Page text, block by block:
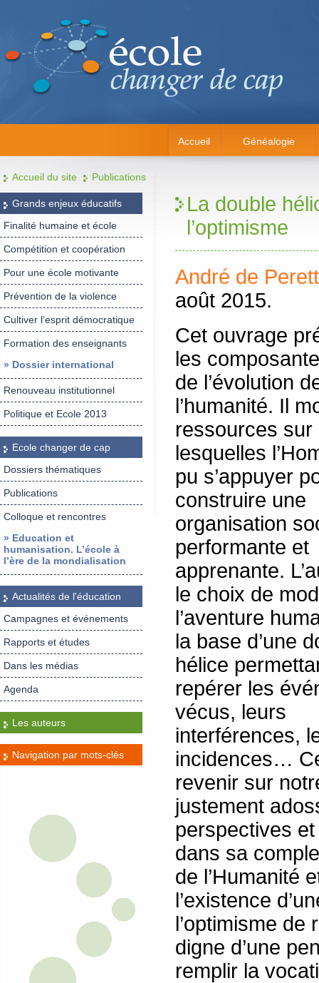
Accueil Généalogie
Accueil du site Publications
Grands enjeux éducatifs
Finalité humaine et école
Compétition et coopération
Pour une école motivante
Prévention de la violence
Cultiver l’esprit démocratique
Formation des enseignants
» Dossier international
Renouveau institutionnel
Politique et Ecole 2013
Ecole changer de cap
Dossiers thématiques
Publications
Colloque et rencontres
» Education et
humanisation. L’école à
l’ère de la mondialisation
Actualités de l'éducation
Campagnes et événements
Rapports et études
Dans les médias
Agenda
Les auteurs
Navigation par mots-clés
La double
l’optimisme
André de
août 2015.
Cet ouvrage
les
de l’évolution
l’humanité. Il
ressources sur
lesquelles
pu s’appuyer
construire une
organisation
performante et
apprenante.
le choix de
l’aventure
la base d’une
hélice
repérer les
vécus, leurs
interférences,
incidences…
revenir sur
justement
perspectives
dans sa
de l’Humanité
l’existence
l’optimisme
digne d’une
remplir la